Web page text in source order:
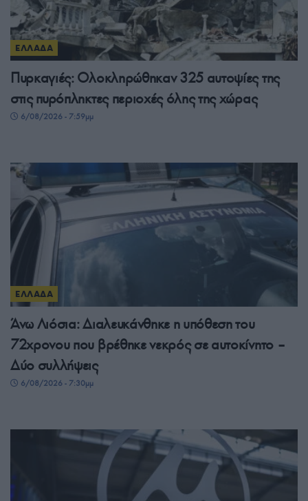
ΕΛΛΑΔΑ
Πυρκαγιές: Ολοκληρώθηκαν 325 αυτοψίες της
στις πυρόπληκτες περιοχές όλης της χώρας
6/08/2026 - 7:59μμ
ΕΛΛΑΔΑ
Άνω Λιόσια: Διαλευκάνθηκε η υπόθεση του
72χρονου που βρέθηκε νεκρός σε αυτοκίνητο –
Δύο συλλήψεις
6/08/2026 - 7:30μμ